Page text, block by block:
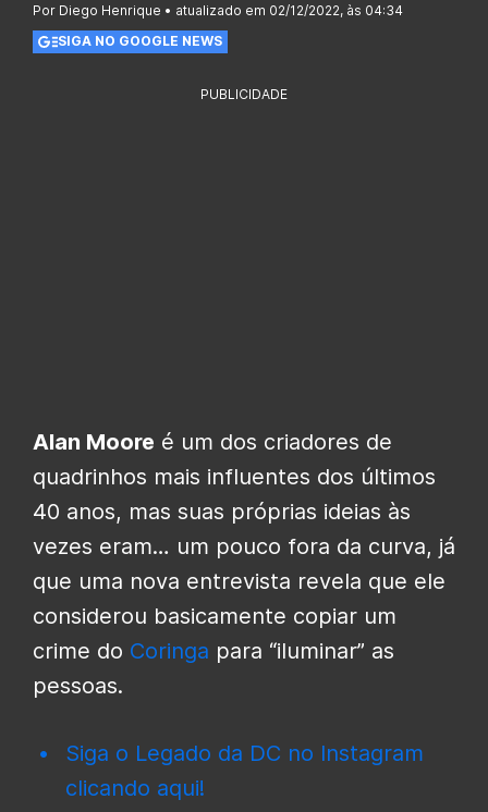
Por Diego Henrique • atualizado em 02/12/2022, às 04:34
SIGA NO GOOGLE NEWS
PUBLICIDADE
Alan Moore é um dos criadores de
quadrinhos mais influentes dos últimos
40 anos, mas suas próprias ideias às
vezes eram… um pouco fora da curva, já
que uma nova entrevista revela que ele
considerou basicamente copiar um
crime do Coringa para “iluminar” as
pessoas.
Siga o Legado da DC no Instagram
clicando aqui!